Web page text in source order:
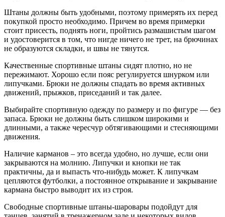
Штаны должны быть удобными, поэтому примерять их перед
покупкой просто необходимо. Причем во время примерки
стоит присесть, поднять ноги, пройтись размашистым шагом
и удостоверится в том, что нигде ничего не трет, на брючинах
не образуются складки, и швы не тянутся.
Качественные спортивные штаны сидят плотно, но не
пережимают. Хорошо если пояс регулируется шнурком или
липучками. Брюки не должны спадать во время активных
движений, прыжков, приседаний и так далее.
Выбирайте спортивную одежду по размеру и по фигуре — без
запаса. Брюки не должны быть слишком широкими и
длинными, а также чересчур обтягивающими и стесняющими
движения.
Наличие карманов – это всегда удобно, но лучше, если они
закрываются на молнию. Липучки и кнопки не так
практичны, да и выпасть что-нибудь может. К липучкам
цепляются футболки, а постоянное открывание и закрывание
кармана быстро выводит их из строя.
Свободные спортивные штаны-шаровары подойдут для